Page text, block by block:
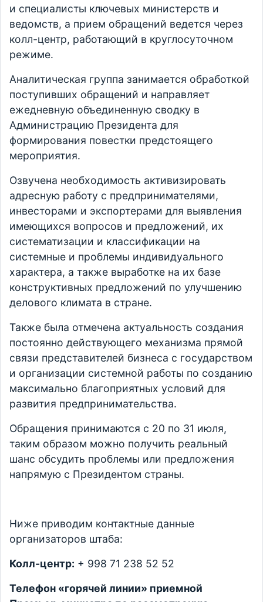
и специалисты ключевых министерств и
ведомств, а прием обращений ведется через
колл-центр, работающий в круглосуточном
режиме.
Аналитическая группа занимается обработкой
поступивших обращений и направляет
ежедневную объединенную сводку в
Администрацию Президента для
формирования повестки предстоящего
мероприятия.
Озвучена необходимость активизировать
адресную работу с предпринимателями,
инвесторами и экспортерами для выявления
имеющихся вопросов и предложений, их
систематизации и классификации на
системные и проблемы индивидуального
характера, а также выработке на их базе
конструктивных предложений по улучшению
делового климата в стране.
Также была отмечена актуальность создания
постоянно действующего механизма прямой
связи представителей бизнеса с государством
и организации системной работы по созданию
максимально благоприятных условий для
развития предпринимательства.
Обращения принимаются с 20 по 31 июля,
таким образом можно получить реальный
шанс обсудить проблемы или предложения
напрямую с Президентом страны.
Ниже приводим контактные данные
организаторов штаба:
Колл-центр: + 998 71 238 52 52
Телефон «горячей линии» приемной